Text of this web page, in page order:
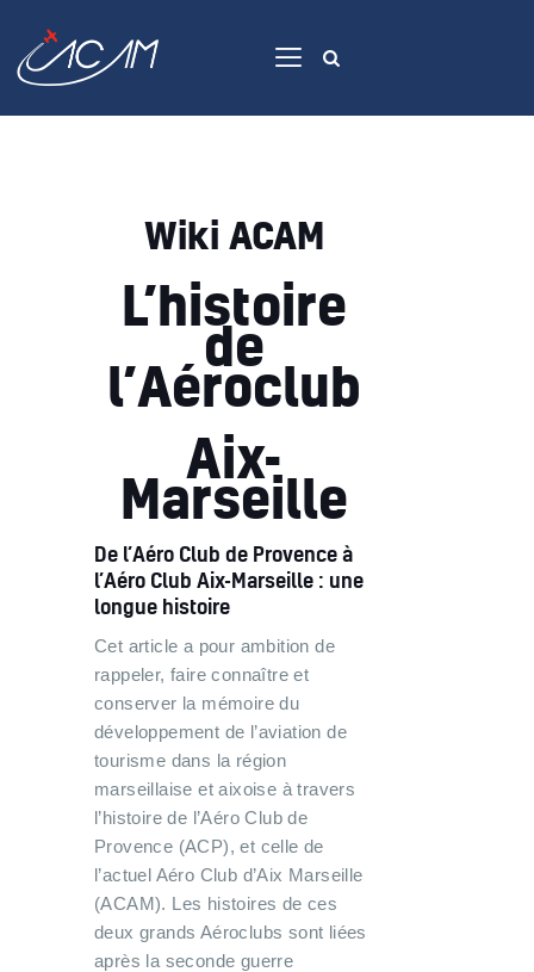
Apprendre
Voler
Contact
Membres
Wiki ACAM
L’histoire
de
l’Aéroclub
Aix-
Marseille
De l’Aéro Club de Provence à
l’Aéro Club Aix-Marseille : une
longue histoire
Cet article a pour ambition de
rappeler, faire connaître et
conserver la mémoire du
développement de l’aviation de
tourisme dans la région
marseillaise et aixoise à travers
l’histoire de l’Aéro Club de
Provence (ACP), et celle de
l’actuel Aéro Club d’Aix Marseille
(ACAM). Les histoires de ces
deux grands Aéroclubs sont liées
après la seconde guerre